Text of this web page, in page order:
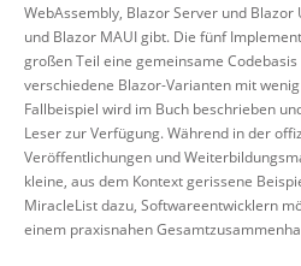
WebAssembly, Blazor Server und
und Blazor MAUI gibt. Die fünf
großen Teil eine gemeinsame
verschiedene Blazor-Varianten mit
Fallbeispiel wird im Buch beschrieben
Leser zur Verfügung. Während in der
Veröffentlichungen und
kleine, aus dem Kontext gerissene
MiracleList dazu, Softwareentwicklern
einem praxisnahen